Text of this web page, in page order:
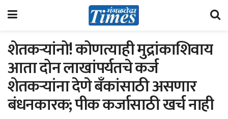
शेतकऱ्यांनो! कोणत्याही मुद्रांकाशिवाय
आता दोन लाखांपर्यतचे कर्ज
शेतकऱ्यांना देणे बँकांसाठी असणार
बंधनकारक; पीक कर्जासाठी खर्च नाही